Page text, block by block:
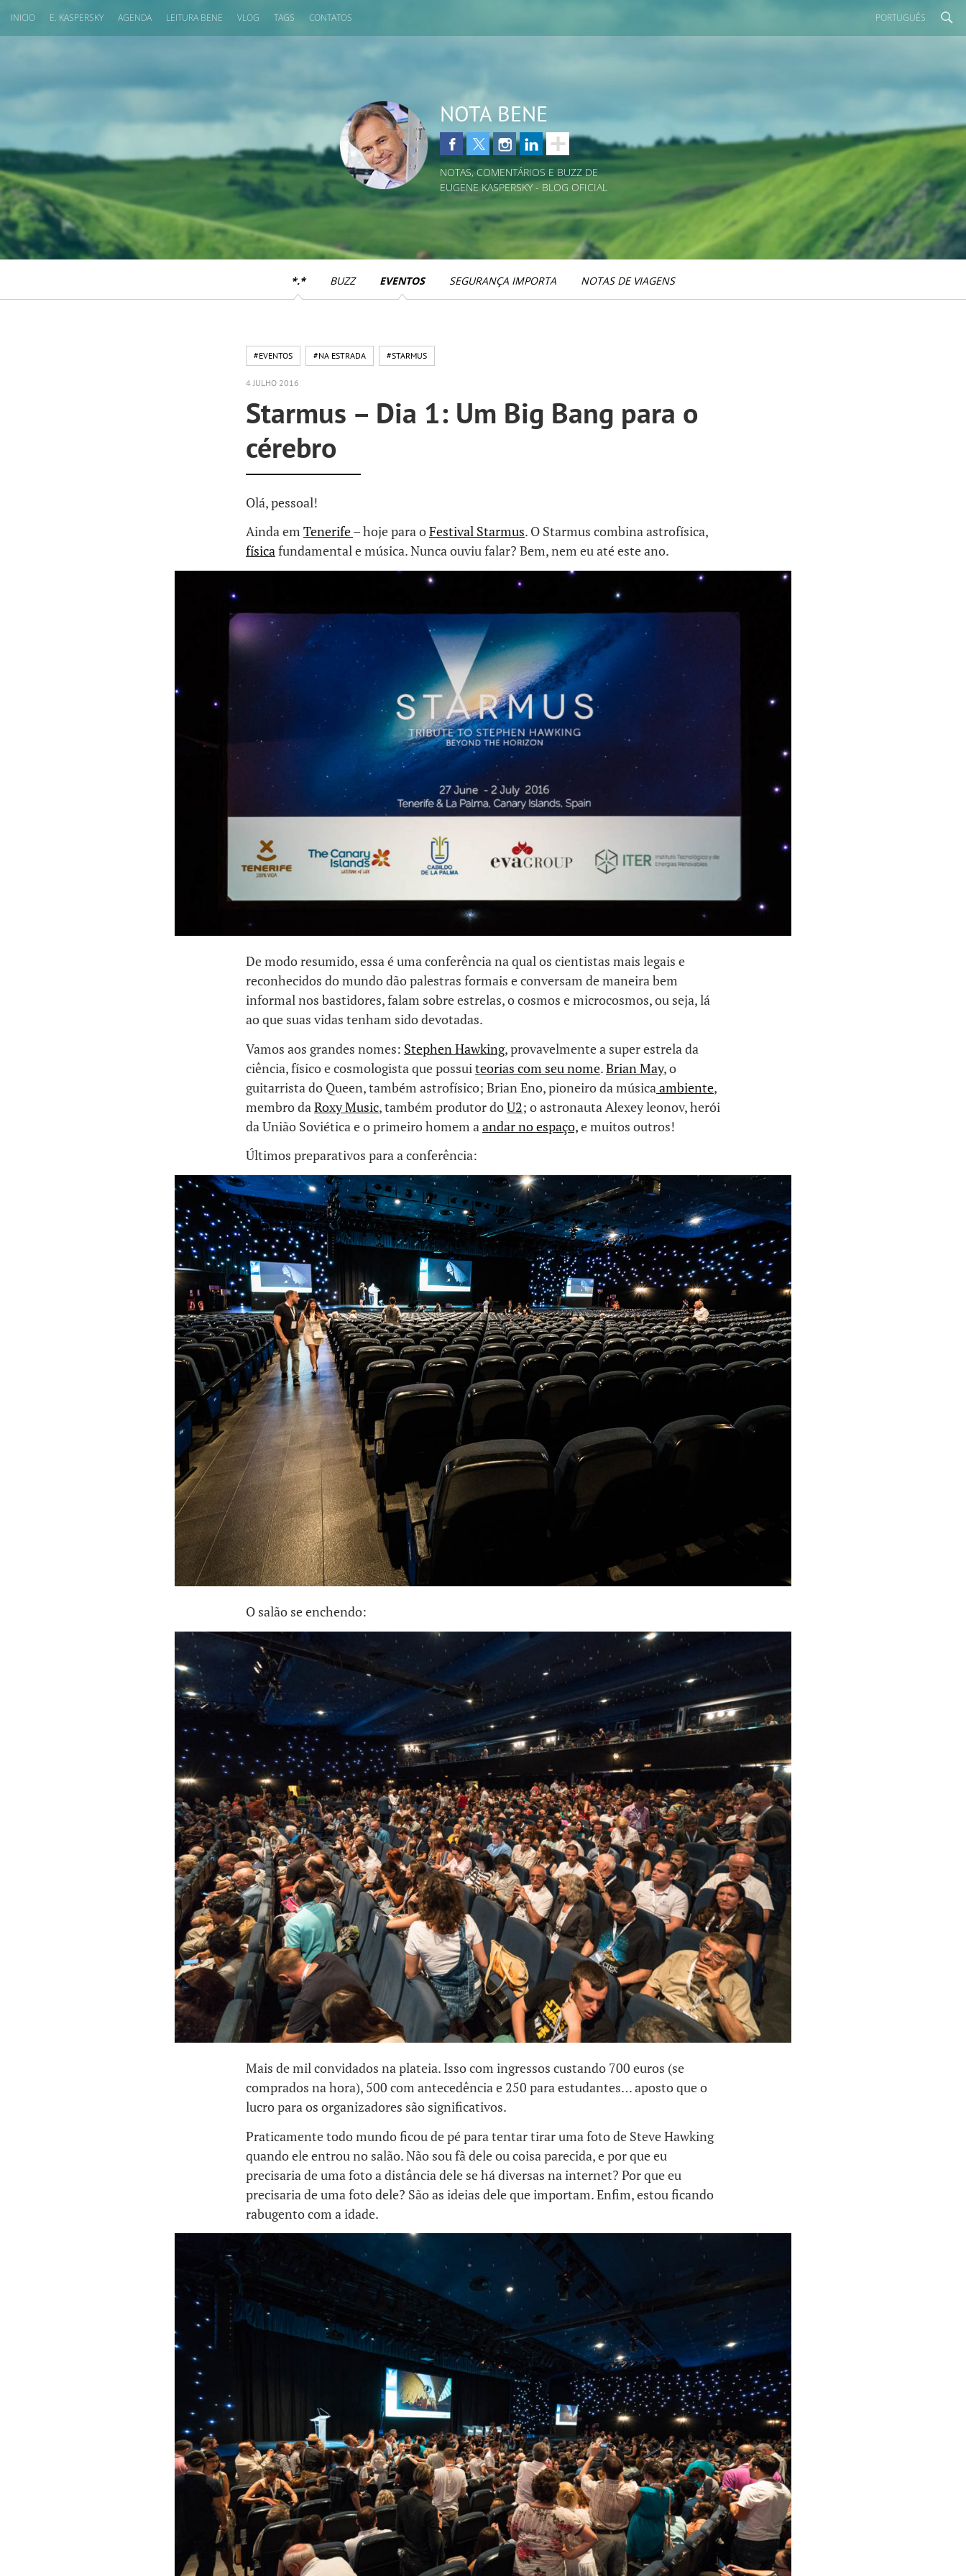
INICIO E. KASPERSKY AGENDA LEITURA BENE VLOG TAGS CONTATOS PORTUGUÊS
NOTA BENE
NOTAS, COMENTÁRIOS E BUZZ DE
EUGENE KASPERSKY - BLOG OFICIAL
*.* BUZZ EVENTOS SEGURANÇA IMPORTA NOTAS DE VIAGENS
#EVENTOS #NA ESTRADA #STARMUS
4 JULHO 2016
Starmus – Dia 1: Um Big Bang para o
cérebro
Olá, pessoal!
Ainda em Tenerife– hoje para oFestival Starmus. O Starmus combina astrofísica,
físicafundamental e música. Nunca ouviu falar? Bem, nem eu até este ano.
De modo resumido, essa é uma conferência na qual os cientistas mais legais e
reconhecidos do mundo dão palestras formais e conversam de maneira bem
informal nos bastidores, falam sobre estrelas, o cosmos e microcosmos, ou seja, lá
ao que suas vidas tenham sido devotadas.
Vamos aos grandes nomes: Stephen Hawking, provavelmente a super estrela da
ciência, físico e cosmologista que possui teorias com seu nome.Brian May, o
guitarrista do Queen, também astrofísico; Brian Eno, pioneiro da música ambiente,
membro da Roxy Music, também produtor doU2; o astronauta Alexey leonov, herói
da União Soviética e o primeiro homem a andar no espaço,e muitos outros!
Últimos preparativos para a conferência:
O salão se enchendo:
Mais de mil convidados na plateia. Isso com ingressos custando 700 euros (se
comprados na hora), 500 com antecedência e 250 para estudantes… aposto que o
lucro para os organizadores são significativos.
Praticamente todo mundo ficou de pé para tentar tirar uma foto de Steve Hawking
quando ele entrou no salão. Não sou fã dele ou coisa parecida, e por que eu
precisaria de uma foto a distância dele se há diversas na internet? Por que eu
precisaria de uma foto dele? São as ideias dele que importam. Enfim, estou ficando
rabugento com a idade.